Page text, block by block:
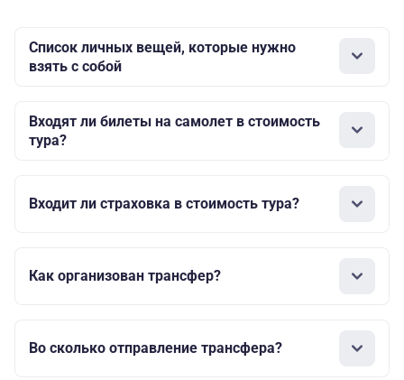
Список личных вещей, которые нужно
взять с собой
Входят ли билеты на самолет в стоимость
тура?
Входит ли страховка в стоимость тура?
Как организован трансфер?
Во сколько отправление трансфера?